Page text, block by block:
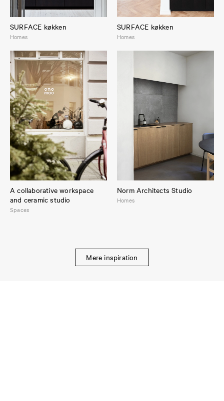
SURFACE køkken
Homes
SURFACE køkken
Homes
A collaborative workspace
and ceramic studio
Spaces
Norm Architects Studio
Homes
Mere inspiration